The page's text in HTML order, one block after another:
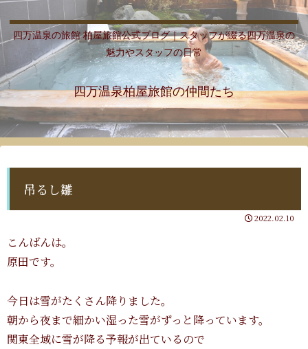
四万温泉の旅館 柏屋旅館公式ブログ｜スタッフが綴る四万温泉の
魅力やスタッフの日常
四万温泉柏屋旅館の仲間たち
吊るし雛
2022.02.10
こんばんは。
原田です。
今日は雪がたくさん降りました。
朝から夜まで細かい湿った雪がずっと降っています。
関東全域に雪が降る予報が出ているので